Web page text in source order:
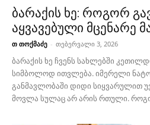
ბარაქის ხე: როგორ
აყვავებული მცენარე
თ თოქმაძე - თებერვალი 3, 2026
ბარაქის ხე ჩვენს სახლებში
სიმბოლოდ ითვლება. იმერელი ნატო
განმავლობაში დიდი სიყვარულით
მოვლა სულაც არ არის რთული.